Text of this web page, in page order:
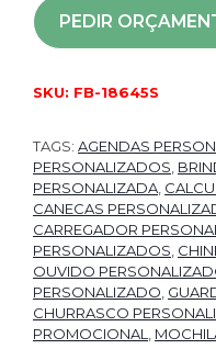
PEDIR
SKU: FB-18645S
TAGS: AGENDAS
PERSONALIZADOS
PERSONALIZADA
CANECAS
CARREGADOR
PERSONALIZADOS
OUVIDO
PERSONALIZADO
CHURRASCO
PROMOCIONAL